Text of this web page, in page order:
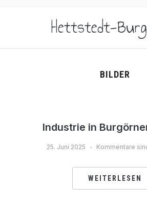
Hettstedt-
BILDER
Industrie in
25. Juni 2025 Kommentare
WEITERLESEN